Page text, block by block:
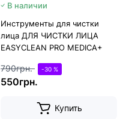
В наличии
Инструменты для чистки
лица ДЛЯ ЧИСТКИ ЛИЦА
EASYCLEAN PRO MEDICA+
790грн. -30 %
550грн.
Купить